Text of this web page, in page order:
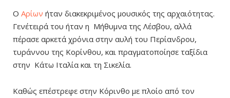
Ο Αρίων ήταν διακεκριμένος μουσικός της αρχαιότητας.
Γενέτειρά του ήταν η Μήθυμνα της Λέσβου, αλλά
πέρασε αρκετά χρόνια στην αυλή του Περίανδρου,
τυράννου της Κορίνθου, και πραγματοποίησε ταξίδια
στην Κάτω Ιταλία και τη Σικελία.
Καθώς επέστρεφε στην Κόρινθο με πλοίο από τον